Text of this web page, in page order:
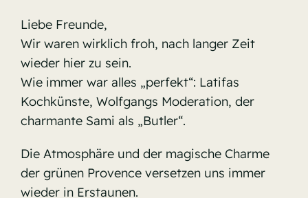
Liebe Freunde,
Wir waren wirklich froh, nach langer Zeit
wieder hier zu sein.
Wie immer war alles „perfekt“: Latifas
Kochkünste, Wolfgangs Moderation, der
charmante Sami als „Butler“.
Die Atmosphäre und der magische Charme
der grünen Provence versetzen uns immer
wieder in Erstaunen.